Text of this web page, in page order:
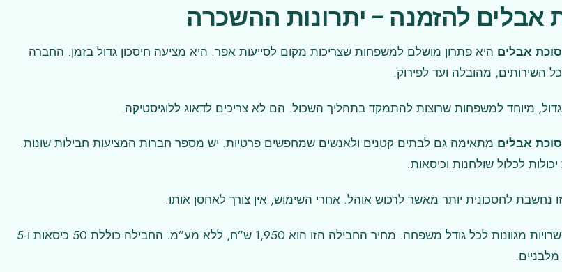
אבלים להזמנה – יתרונות ההשכרה
אבלים היא פתרון מושלם למשפחות שצריכות מקום לסייעות אפר. היא מציעה חיסכון גדול בזמן. החברה
השירותים, מהובלה ועד לפירוק.
גדול, מיוחד למשפחות שרוצות להתמקד בתהליך השכול. הם לא צריכים לדאוג ללוגיסטיקה.
אבלים מתאימה גם לבתים קטנים ולאנשים שמחפשים פרטיות. יש מספר חברות המציעות חבילות שונות.
לכלול שולחנות וכיסאות.
נחשבת לחסכונית יותר מאשר לרכוש אוהל. אחרי השימוש, אין צורך לאחסן אותו.
ישנם אפשרויות מגוונות לכל גודל משפחה. מחיר החבילה הזו הוא 1,950 ש”ח, ללא מע”מ. החבילה כוללת 50 כיסאות ו-5